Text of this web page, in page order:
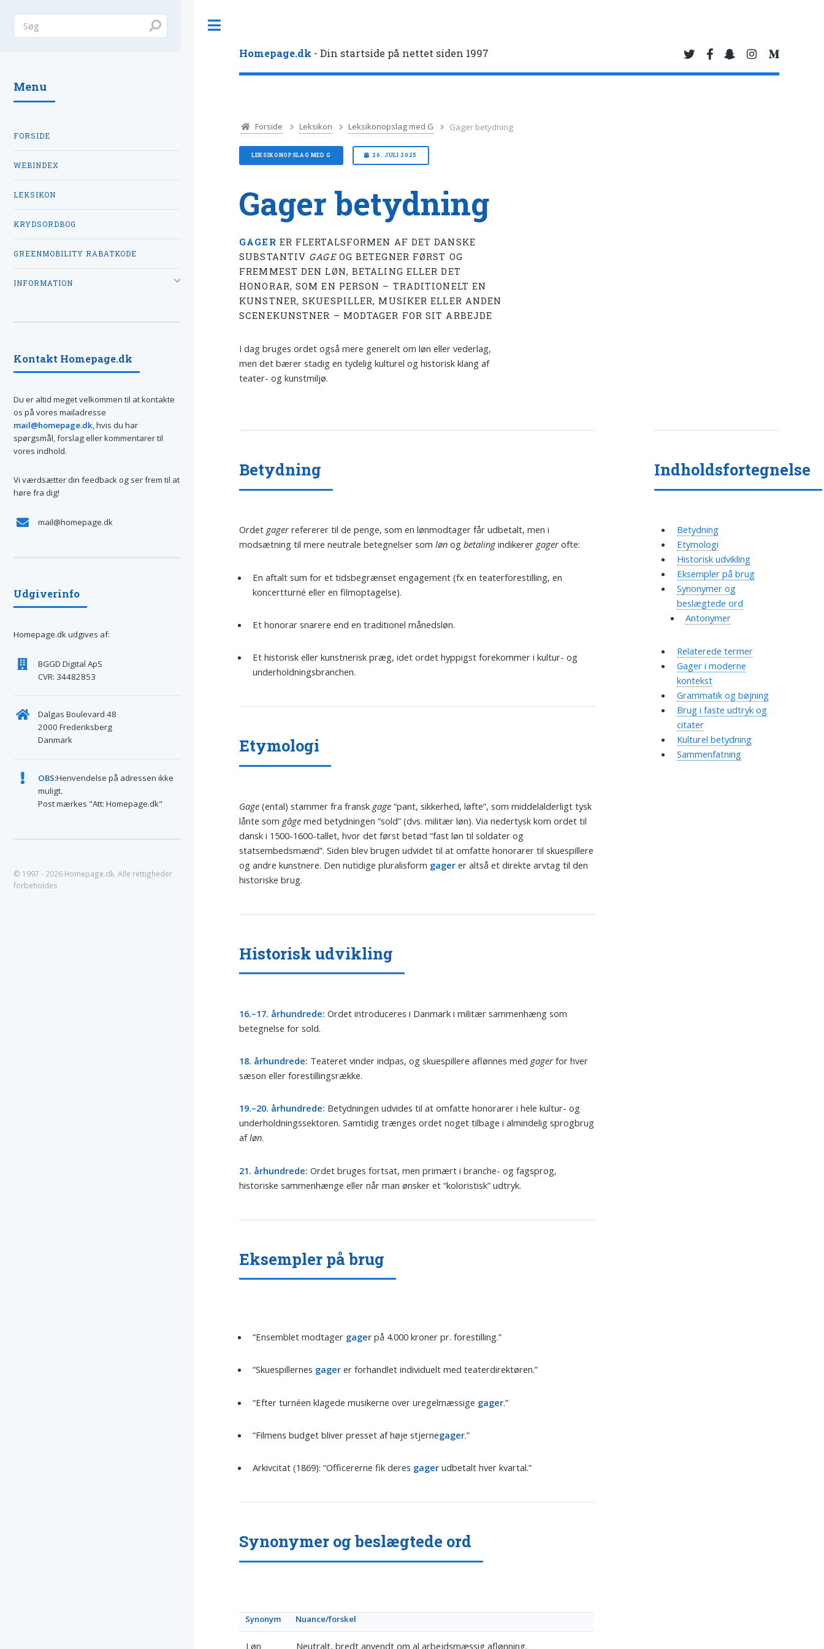
Homepage.dk - Din startside på nettet siden 1997
Forside Leksikon Leksikonopslag med G Gager betydning
LEKSIKONOPSLAG MED G 26. JULI 2025
Gager betydning
GAGER ER FLERTALSFORMEN AF DET DANSKE
SUBSTANTIV GAGEOG BETEGNER FØRST OG
FREMMEST DEN LØN, BETALING ELLER DET
HONORAR, SOM EN PERSON – TRADITIONELT EN
KUNSTNER, SKUESPILLER, MUSIKER ELLER ANDEN
SCENEKUNSTNER – MODTAGER FOR SIT ARBEJDE
I dag bruges ordet også mere generelt om løn eller vederlag,
men det bærer stadig en tydelig kulturel og historisk klang af
teater- og kunstmiljø.
Betydning
Ordet gager refererer til de penge, som en lønmodtager får udbetalt, men i
modsætning til mere neutrale betegnelser somløn ogbetaling indikerer gager ofte:
En aftalt sum for et tidsbegrænset engagement (fx en teater­forestilling, en
koncertturné eller en filmoptagelse).
Et honorar snarere end en traditionel månedsløn.
Et historisk eller kunstnerisk præg, idet ordet hyppigst forekommer i kultur- og
underholdningsbranchen.
Etymologi
Gage (ental) stammer fra fransk gage “pant, sikkerhed, løfte”, som middelalderligt tysk
lånte som gâge med betydningen “sold” (dvs. militær løn). Via nedertysk kom ordet til
dansk i 1500-1600-tallet, hvor det først betød “fast løn til soldater og
statsembedsmænd”. Siden blev brugen udvidet til at omfatte honorarer til skuespillere
og andre kunstnere. Den nutidige pluralisform gager er altså et direkte arvtag til den
historiske brug.
Historisk udvikling
16.–17. århundrede: Ordet introduceres i Danmark i militær sammenhæng som
betegnelse for sold.
18. århundrede: Teateret vinder indpas, og skuespillere aflønnes med gager for hver
sæson eller forestillingsrække.
19.–20. århundrede: Betydningen udvides til at omfatte honorarer i hele kultur- og
underholdningssektoren. Samtidig trænges ordet noget tilbage i almindelig sprogbrug
afløn.
21. århundrede: Ordet bruges fortsat, men primært i branche- og fagsprog,
historiske sammenhænge eller når man ønsker et “koloristisk” udtryk.
Eksempler på brug
“Ensemblet modtager gager på 4.000 kroner pr. forestilling.”
“Skuespillernes gager er forhandlet individuelt med teaterdirektøren.”
“Efter turnéen klagede musikerne over uregelmæssige gager.”
“Filmens budget bliver presset af høje stjernegager.”
Arkivcitat (1869): “Officererne fik deres gager udbetalt hver kvartal.”
Synonymer og beslægtede ord
Synonym Nuance/forskel
Løn Neutralt, bredt anvendt om al arbejdsmæssig aflønning.
Indholdsfortegnelse
Betydning
Etymologi
Historisk udvikling
Eksempler på brug
Synonymer og
beslægtede ord
Antonymer
Relaterede termer
Gager i moderne
kontekst
Grammatik og bøjning
Brug i faste udtryk og
citater
Kulturel betydning
Sammenfatning
Menu
FORSIDE
WEBINDEX
LEKSIKON
KRYDSORDBOG
GREENMOBILITY RABATKODE
INFORMATION
Kontakt Homepage.dk
Du er altid meget velkommen til at kontakte
os på vores mailadresse
mail@homepage.dk, hvis du har
spørgsmål, forslag eller kommentarer til
vores indhold.
Vi værdsætter din feedback og ser frem til at
høre fra dig!
mail@homepage.dk
Udgiverinfo
Homepage.dk udgives af:
BGGD Digital ApS
CVR: 34482853
Dalgas Boulevard 48
2000 Frederiksberg
Danmark
OBS:Henvendelse på adressen ikke
muligt.
Post mærkes "Att: Homepage.dk"
© 1997 - 2026 Homepage.dk. Alle rettigheder
forbeholdes